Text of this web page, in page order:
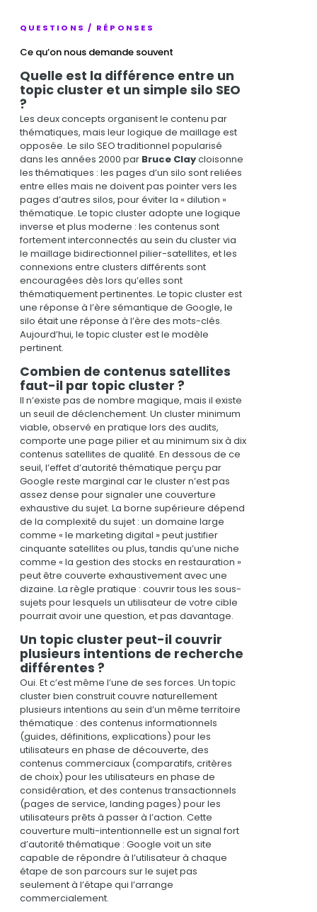
QUESTIONS / RÉPONSES
Ce qu’on nous demande souvent
Quelle est la différence entre un
topic cluster et un simple silo SEO
?
Les deux concepts organisent le contenu par
thématiques, mais leur logique de maillage est
opposée. Le silo SEO traditionnel popularisé
dans les années 2000 par Bruce Claycloisonne
les thématiques : les pages d’un silo sont reliées
entre elles mais ne doivent pas pointer vers les
pages d’autres silos, pour éviter la « dilution »
thématique. Le topic cluster adopte une logique
inverse et plus moderne : les contenus sont
fortement interconnectés au sein du cluster via
le maillage bidirectionnel pilier-satellites, et les
connexions entre clusters différents sont
encouragées dès lors qu’elles sont
thématiquement pertinentes. Le topic cluster est
une réponse à l’ère sémantique de Google, le
silo était une réponse à l’ère des mots-clés.
Aujourd’hui, le topic cluster est le modèle
pertinent.
Combien de contenus satellites
faut-il par topic cluster ?
Il n’existe pas de nombre magique, mais il existe
un seuil de déclenchement. Un cluster minimum
viable, observé en pratique lors des audits,
comporte une page pilier et au minimum six à dix
contenus satellites de qualité. En dessous de ce
seuil, l’effet d’autorité thématique perçu par
Google reste marginal car le cluster n’est pas
assez dense pour signaler une couverture
exhaustive du sujet. La borne supérieure dépend
de la complexité du sujet : un domaine large
comme « le marketing digital » peut justifier
cinquante satellites ou plus, tandis qu’une niche
comme « la gestion des stocks en restauration »
peut être couverte exhaustivement avec une
dizaine. La règle pratique : couvrir tous les sous-
sujets pour lesquels un utilisateur de votre cible
pourrait avoir une question, et pas davantage.
Un topic cluster peut-il couvrir
plusieurs intentions de recherche
différentes ?
Oui. Et c’est même l’une de ses forces. Un topic
cluster bien construit couvre naturellement
plusieurs intentions au sein d’un même territoire
thématique : des contenus informationnels
(guides, définitions, explications) pour les
utilisateurs en phase de découverte, des
contenus commerciaux (comparatifs, critères
de choix) pour les utilisateurs en phase de
considération, et des contenus transactionnels
(pages de service, landing pages) pour les
utilisateurs prêts à passer à l’action. Cette
couverture multi-intentionnelle est un signal fort
d’autorité thématique : Google voit un site
capable de répondre à l’utilisateur à chaque
étape de son parcours sur le sujet pas
seulement à l’étape qui l’arrange
commercialement.